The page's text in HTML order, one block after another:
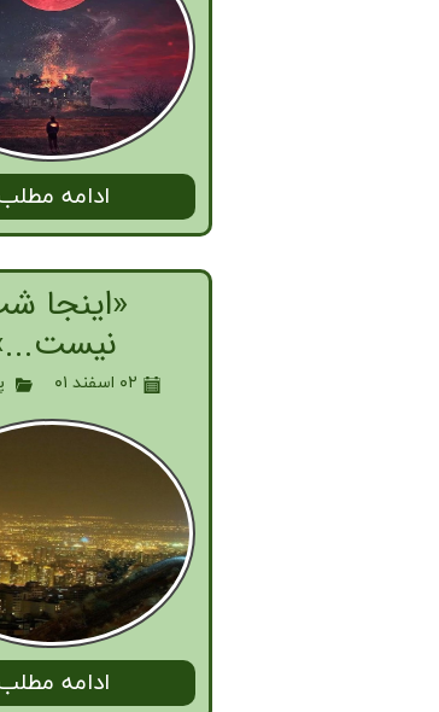
ادامه
«اینجا
۰۲ اسفند ۰۱
ادامه